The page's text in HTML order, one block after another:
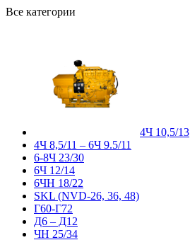
Все категории
4Ч 10,5/13
4Ч 8,5/11 – 6Ч 9.5/11
6-8Ч 23/30
6Ч 12/14
6ЧН 18/22
SKL (NVD-26, 36, 48)
Г60-Г72
Д6 – Д12
ЧН 25/34